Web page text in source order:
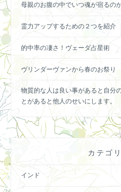
母親のお腹の中でいつ魂が宿るの
霊力アップするための２つを紹介
的中率の凄さ！ヴェーダ占星術
ヴリンダーヴァンから春のお祭り
物質的な人は良い事があると自分
とがあると他人のせいにします。
カテゴ
インド